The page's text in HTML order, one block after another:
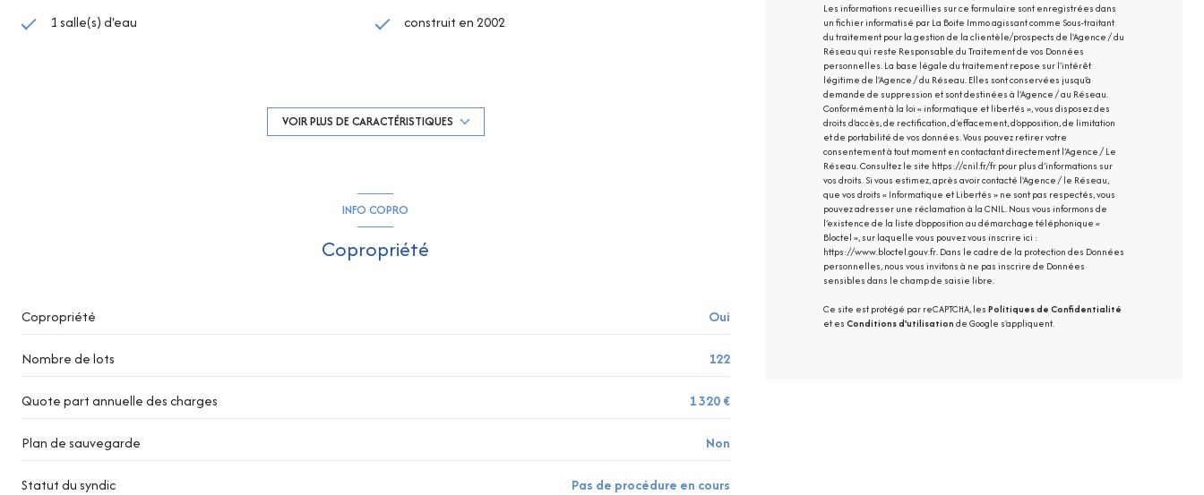
1 salle(s) d'eau construit en 2002
exposition Sud-Est
ascenseur
terrasse
VOIR PLUS DE CARACTÉRISTIQUES
INFO COPRO
Copropriété
Copropriété Oui
Nombre de lots 122
Quote part annuelle des charges 1 320 €
Plan de sauvegarde Non
Statut du syndic Pas de procédure en cours
Les informations recueillies sur ce formulaire sont enregistrées dans
un fichier informatisé par La Boite Immo agissant comme Sous-traitant
du traitement pour la gestion de la clientèle/prospects de l'Agence / du
Réseau qui reste Responsable du Traitement de vos Données
personnelles. La base légale du traitement repose sur l'intérêt
légitime de l'Agence / du Réseau. Elles sont conservées jusqu'à
demande de suppression et sont destinées à l'Agence / au Réseau.
Conformément à la loi « informatique et libertés », vous disposez des
droits d’accès, de rectification, d’effacement, d’opposition, de limitation
et de portabilité de vos données. Vous pouvez retirer votre
consentement à tout moment en contactant directement l’Agence / Le
Réseau. Consultez le site https://cnil.fr/frpour plus d’informations sur
vos droits. Si vous estimez, après avoir contacté l'Agence / le Réseau,
que vos droits « Informatique et Libertés » ne sont pas respectés, vous
pouvez adresser une réclamation à la CNIL. Nous vous informons de
l’existence de la liste d'opposition au démarchage téléphonique «
Bloctel », sur laquelle vous pouvez vous inscrire ici :
https://www.bloctel.gouv.fr. Dans le cadre de la protection des Données
personnelles, nous vous invitons à ne pas inscrire de Données
sensibles dans le champ de saisie libre.
Ce site est protégé par reCAPTCHA, les Politiques de Confidentialité
et es Conditions d'utilisation de Google s'appliquent.